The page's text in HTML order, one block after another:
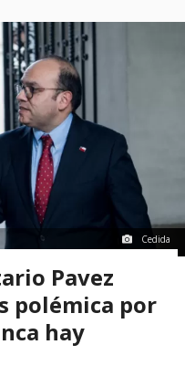
Cedida
Pavez
polémica por
hay